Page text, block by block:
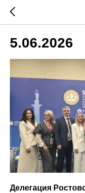
5.06.2026
Делегация